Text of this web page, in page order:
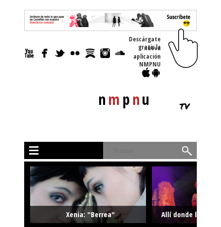
nm pnu tv
Descárgate
gratis la nueva
aplicación
NMPNU
Xenia: "Berrea" Allí donde la